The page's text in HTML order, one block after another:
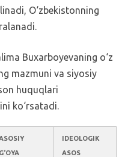
O‘zbekistonning
Buxarboyevaning o‘z
mazmuni va siyosiy
huquqlari
ko‘rsatadi.
G‘OYA
IDEOLOGIK
ASOS